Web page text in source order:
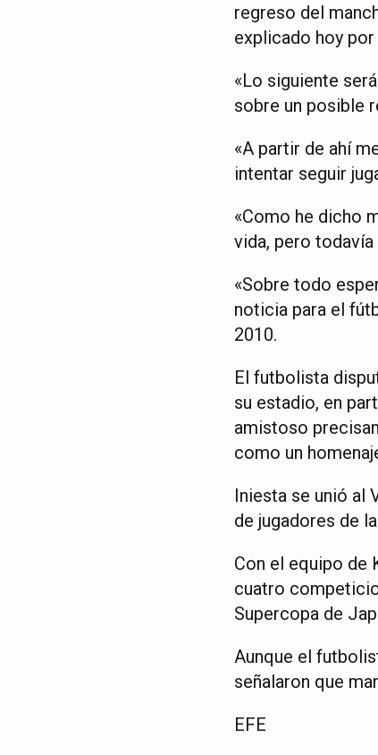
regreso del
explicado hoy
«Lo siguiente
sobre un posible
«A partir de ahí
intentar seguir
«Como he dicho
vida, pero
«Sobre todo
noticia para el
2010.
El futbolista
su estadio, en
amistoso
como un
Iniesta se unió al
de jugadores de
Con el equipo de
cuatro
Supercopa de
Aunque el
señalaron que
EFE